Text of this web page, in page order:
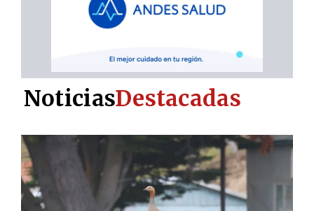
NoticiasDestacadas